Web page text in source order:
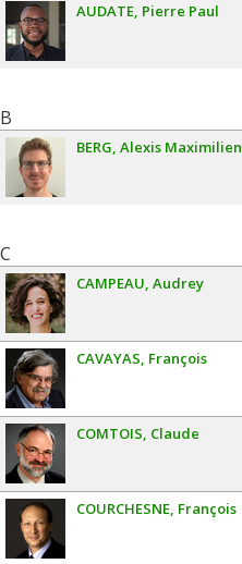
AUDATE Pierre Paul
B
BERG Alexis Maximilien
C
CAMPEAU Audrey
CAVAYAS François
COMTOIS Claude
COURCHESNE François